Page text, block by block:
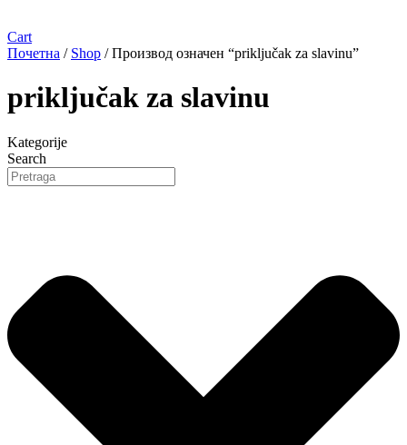
Cart
Почетна / Shop / Производ oзначен “priključak za slavinu”
priključak za slavinu
Kategorije
Search